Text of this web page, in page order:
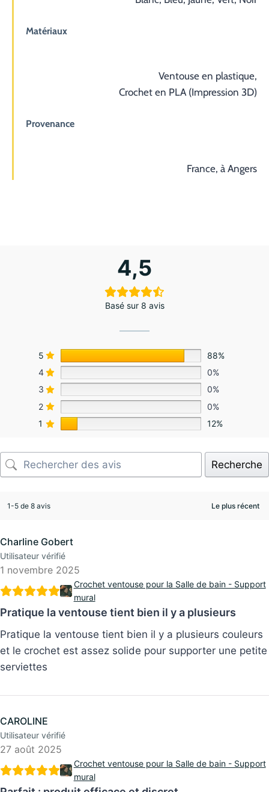
Matériaux
Ventouse en plastique,
Crochet en PLA (Impression 3D)
Provenance
France, à Angers
4,5
Basé sur 8 avis
5
88%
4
0%
3
0%
2
0%
1
12%
Recherche
1-5 de 8 avis
Charline Gobert
Utilisateur vérifié
1 novembre 2025
Crochet ventouse pour la Salle de bain - Support
mural
Pratique la ventouse tient bien il y a plusieurs
Pratique la ventouse tient bien il y a plusieurs couleurs
et le crochet est assez solide pour supporter une petite
serviettes
CAROLINE
Utilisateur vérifié
mural
Parfait : produit efficace et discret